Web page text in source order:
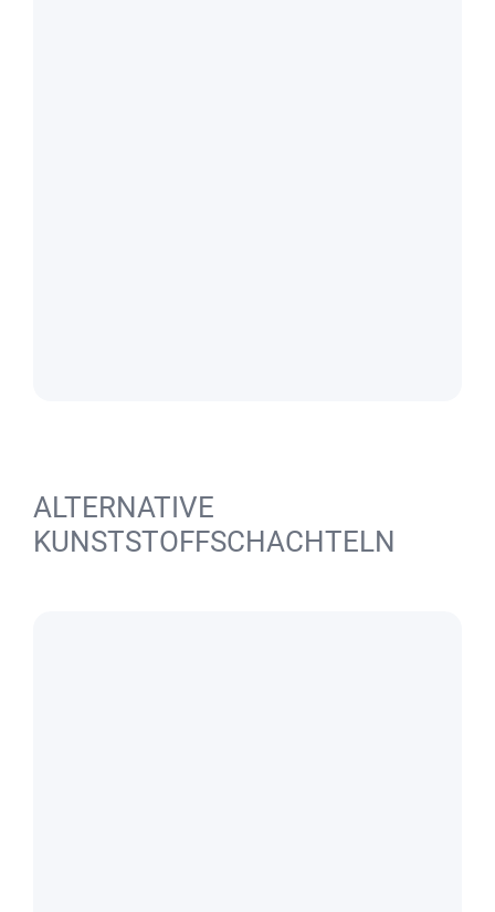
ALTERNATIVE
KUNSTSTOFFSCHACHTELN